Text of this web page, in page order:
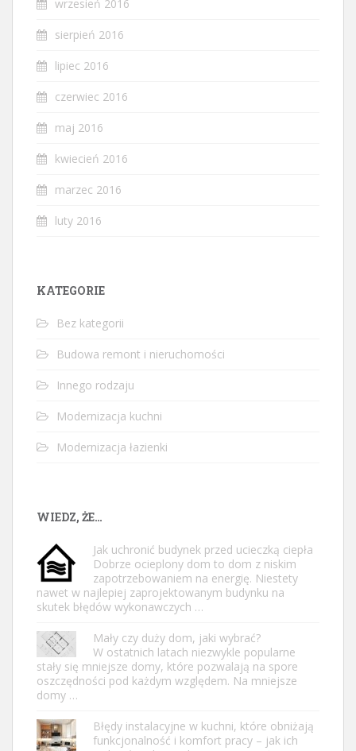
wrzesień 2016
sierpień 2016
lipiec 2016
czerwiec 2016
maj 2016
kwiecień 2016
marzec 2016
luty 2016
KATEGORIE
Bez kategorii
Budowa remont i nieruchomości
Innego rodzaju
Modernizacja kuchni
Modernizacja łazienki
WIEDZ, ŻE…
Jak uchronić budynek przed ucieczką ciepła
Dobrze ocieplony dom to dom z niskim
zapotrzebowaniem na energię. Niestety
nawet w najlepiej zaprojektowanym budynku na
skutek błędów wykonawczych …
Mały czy duży dom, jaki wybrać?
W ostatnich latach niezwykle popularne
stały się mniejsze domy, które pozwalają na spore
oszczędności pod każdym względem. Na mniejsze
domy …
Błędy instalacyjne w kuchni, które obniżają
funkcjonalność i komfort pracy – jak ich